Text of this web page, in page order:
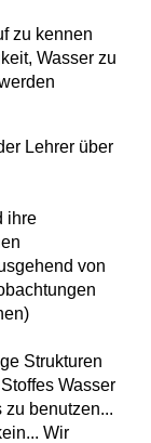
zu kennen
Wasser zu
Lehrer über
ihre
von
Strukturen
Wasser
zu benutzen...
Wir